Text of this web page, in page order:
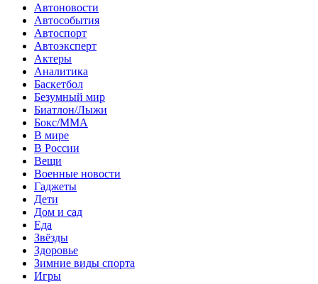
Автоновости
Автособытия
Автоспорт
Автоэксперт
Актеры
Аналитика
Баскетбол
Безумный мир
Биатлон/Лыжи
Бокс/MMA
В мире
В России
Вещи
Военные новости
Гаджеты
Дети
Дом и сад
Еда
Звёзды
Здоровье
Зимние виды спорта
Игры